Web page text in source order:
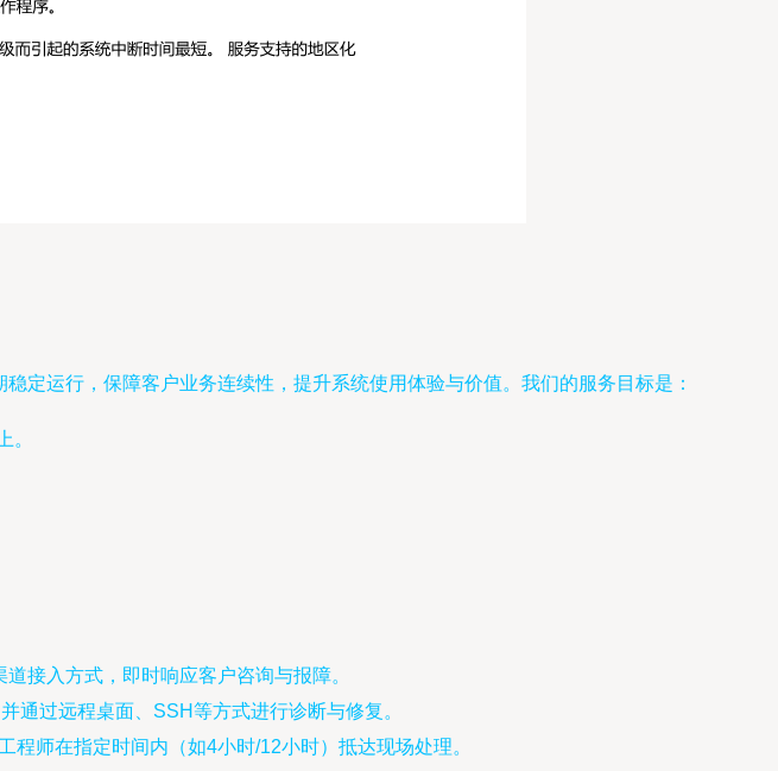
定运行，保障客户业务连续性，提升系统使用体验与价值。我们的服务目标是：
。
接入方式，即时响应客户咨询与报障。
通过远程桌面、SSH等方式进行诊断与修复。
程师在指定时间内（如4小时/12小时）抵达现场处理。